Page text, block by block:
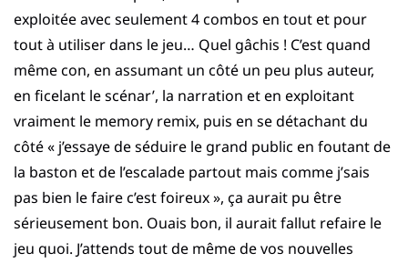
exploitée avec seulement 4 combos en tout et pour
tout à utiliser dans le jeu… Quel gâchis ! C’est quand
même con, en assumant un côté un peu plus auteur,
en ficelant le scénar’, la narration et en exploitant
vraiment le memory remix, puis en se détachant du
côté « j’essaye de séduire le grand public en foutant de
la baston et de l’escalade partout mais comme j’sais
pas bien le faire c’est foireux », ça aurait pu être
sérieusement bon. Ouais bon, il aurait fallut refaire le
jeu quoi. J’attends tout de même de vos nouvelles